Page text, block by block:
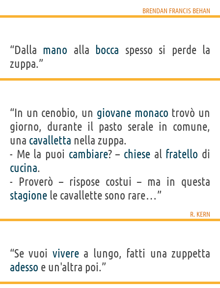
BRENDAN FRANCIS BEHAN
“Dalla mano alla bocca spesso si perde la
zuppa.”
“In un cenobio, un giovane monaco trovò un
giorno, durante il pasto serale in comune,
una cavalletta nella zuppa.
- Me la puoi cambiare? – chiese al fratello di
cucina.
- Proverò – rispose costui – ma in questa
stagione le cavallette sono rare…”
R. KERN
“Se vuoi viverea lungo, fatti una zuppetta
adesso e un'altra poi.”